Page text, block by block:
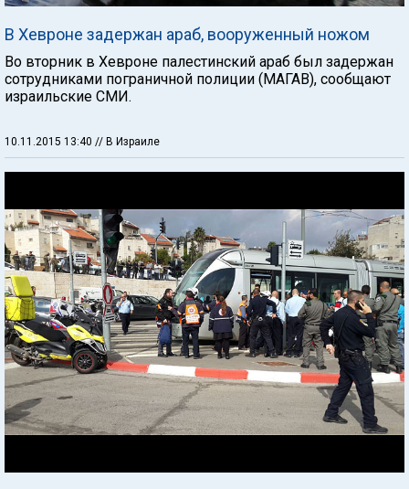
В Хевроне задержан араб, вооруженный ножом
Во вторник в Хевроне палестинский араб был задержан
сотрудниками пограничной полиции (МАГАВ), сообщают
израильские СМИ.
10.11.2015 13:40 // В Израиле